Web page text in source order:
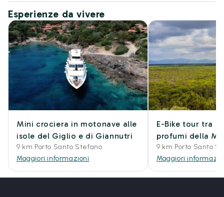
Esperienze da vivere
Mini crociera in motonave alle
isole del Giglio e di Giannutri
9 km Porto Santo Stefano
Maggiori informazioni
E-Bike tour tra i
profumi della
9 km Porto Santo
Maggiori